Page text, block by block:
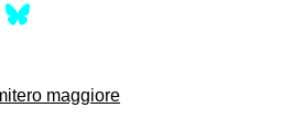
Facebook
maggiore